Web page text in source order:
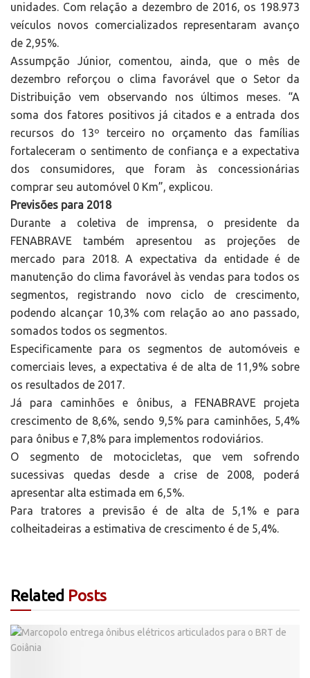
unidades. Com relação a dezembro de 2016, os 198.973
veículos novos comercializados representaram avanço
de 2,95%.
Assumpção Júnior, comentou, ainda, que o mês de
dezembro reforçou o clima favorável que o Setor da
Distribuição vem observando nos últimos meses. “A
soma dos fatores positivos já citados e a entrada dos
recursos do 13º terceiro no orçamento das famílias
fortaleceram o sentimento de confiança e a expectativa
dos consumidores, que foram às concessionárias
comprar seu automóvel 0 Km”, explicou.
Previsões para 2018
Durante a coletiva de imprensa, o presidente da
FENABRAVE também apresentou as projeções de
mercado para 2018. A expectativa da entidade é de
manutenção do clima favorável às vendas para todos os
segmentos, registrando novo ciclo de crescimento,
podendo alcançar 10,3% com relação ao ano passado,
somados todos os segmentos.
Especificamente para os segmentos de automóveis e
comerciais leves, a expectativa é de alta de 11,9% sobre
os resultados de 2017.
Já para caminhões e ônibus, a FENABRAVE projeta
crescimento de 8,6%, sendo 9,5% para caminhões, 5,4%
para ônibus e 7,8% para implementos rodoviários.
O segmento de motocicletas, que vem sofrendo
sucessivas quedas desde a crise de 2008, poderá
apresentar alta estimada em 6,5%.
Para tratores a previsão é de alta de 5,1% e para
colheitadeiras a estimativa de crescimento é de 5,4%.
Related Posts